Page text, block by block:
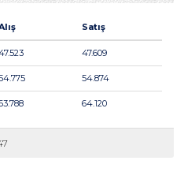
Satış
47.609
54.874
64.120